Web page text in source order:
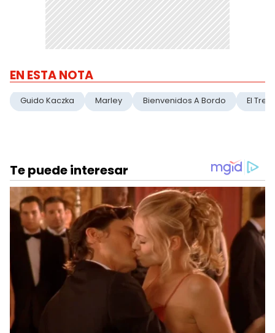
EN ESTA NOTA
Guido Kaczka Marley Bienvenidos A Bordo El